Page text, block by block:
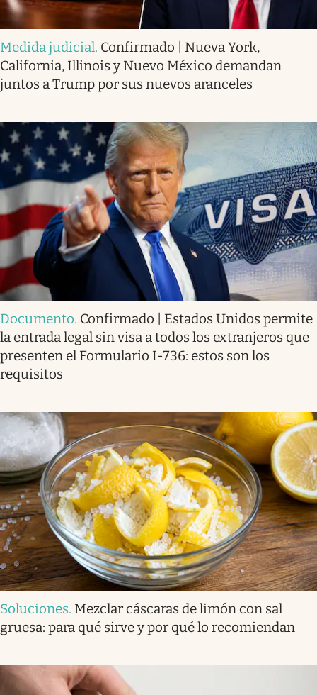
Medida judicial. Confirmado | Nueva York,
California, Illinois y Nuevo México demandan
juntos a Trump por sus nuevos aranceles
Documento. Confirmado | Estados Unidos permite
la entrada legal sin visa a todos los extranjeros que
presenten el Formulario I-736: estos son los
requisitos
Soluciones. Mezclar cáscaras de limón con sal
gruesa: para qué sirve y por qué lo recomiendan